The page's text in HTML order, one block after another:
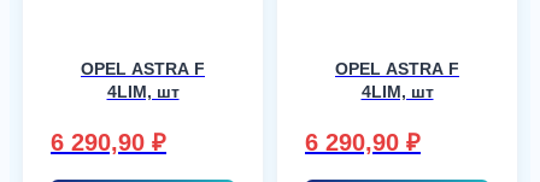
OPEL ASTRA F
4LIM, шт
6 290,90 ₽
OPEL ASTRA F
4LIM, шт
6 290,90 ₽